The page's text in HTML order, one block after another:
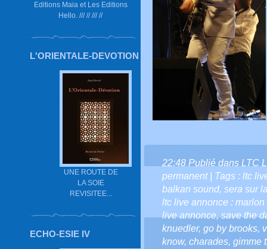
Editions Maia et Les Editions
Hello. /// // /// //
L'ORIENTALE-DEVOTION
UNE ROUTE DE
LA SOIE
REVISITEE...
ECHO-ESIE IV
22:48 Publié dans LTC
permanent| Tags : ltc
balkan sound, sera sur
ltc live annonce :
live annonce,save the
knuedler, go by brooks,
know, charades, gimme